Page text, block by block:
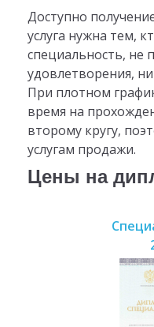
Доступно
услуга нужна тем,
специальность, не
удовлетворения,
При плотном
время на
второму кругу,
услугам продажи.
Цены на